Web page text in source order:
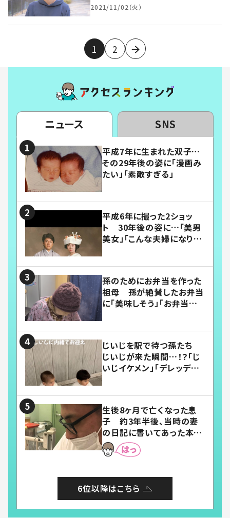
2021/11/02（火）
1 2
ニュース SNS
平成7年に生まれた双子…
その29年後の姿に「漫画み
たい」「素敵すぎる」
平成6年に撮った2ショッ
ト 30年後の姿に…「美男
美女」「こんな夫婦になりた
孫のためにお弁当を作った
祖母 孫が絶賛したお弁当
に「美味しそう」「お弁当すご
じいじを駅で待つ孫たち
じいじが来た瞬間…！？「じ
いじイケメン」「デレッデレ」
生後8ヶ月で亡くなった息
子 約3年半後、当時の妻
の日記に書いてあった本音
とは
6位以降はこちら